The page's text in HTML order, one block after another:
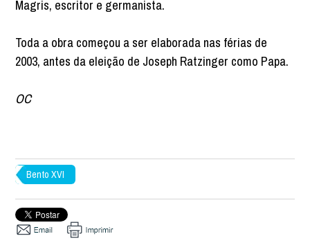
Magris, escritor e germanista.
Toda a obra começou a ser elaborada nas férias de
2003, antes da eleição de Joseph Ratzinger como Papa.
OC
Bento XVI